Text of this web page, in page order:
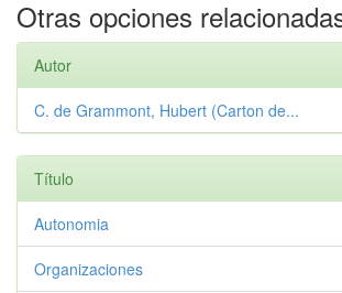
Otras opciones
Autor
C. de Grammont, Hubert (Carton de...
Título
Autonomia
Organizaciones